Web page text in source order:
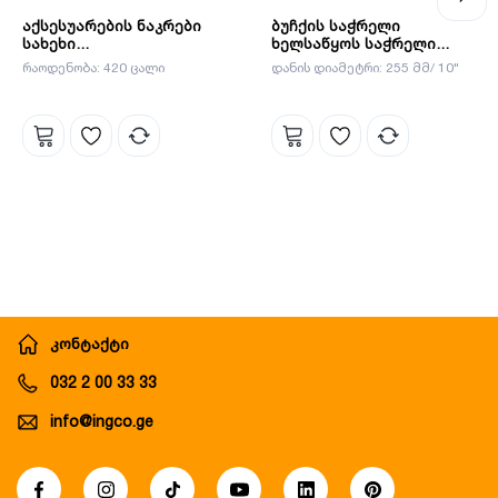
აქსესუარების ნაკრები
სახეხი
ხელსაწყოებისთვის 420ც-
იანი INGCO AKMG4208
რაოდენობა: 420 ცალი
ბუჩქის საჭრელი
ხელსაწყოს საჭრელი
პირი (ABCB05)
დანის დიამეტრი: 255 მმ/ 10"
კონტაქტი
032 2 00 33 33
info@ingco.ge